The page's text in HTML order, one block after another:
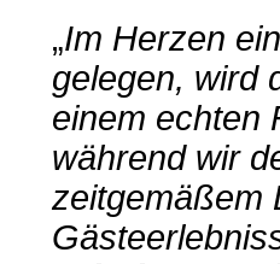
„Im Herzen
gelegen, wird
einem echten
während wir
zeitgemäßem